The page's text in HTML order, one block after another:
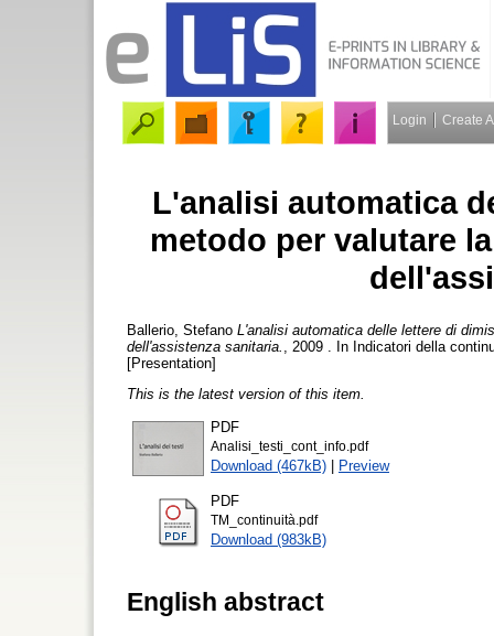
Login Create
L'analisi automatica
metodo per valutare
Ballerio, Stefano L'analisi automatica delle lettere di
dell'assistenza sanitaria.
, 2009 . In Indicatori della
[Presentation]
This is the latest version of this item.
PDF
Analisi_testi_cont_info.pdf
Download (467kB) Preview
PDF
TM_continuità.pdf
Download (983kB)
English abstract